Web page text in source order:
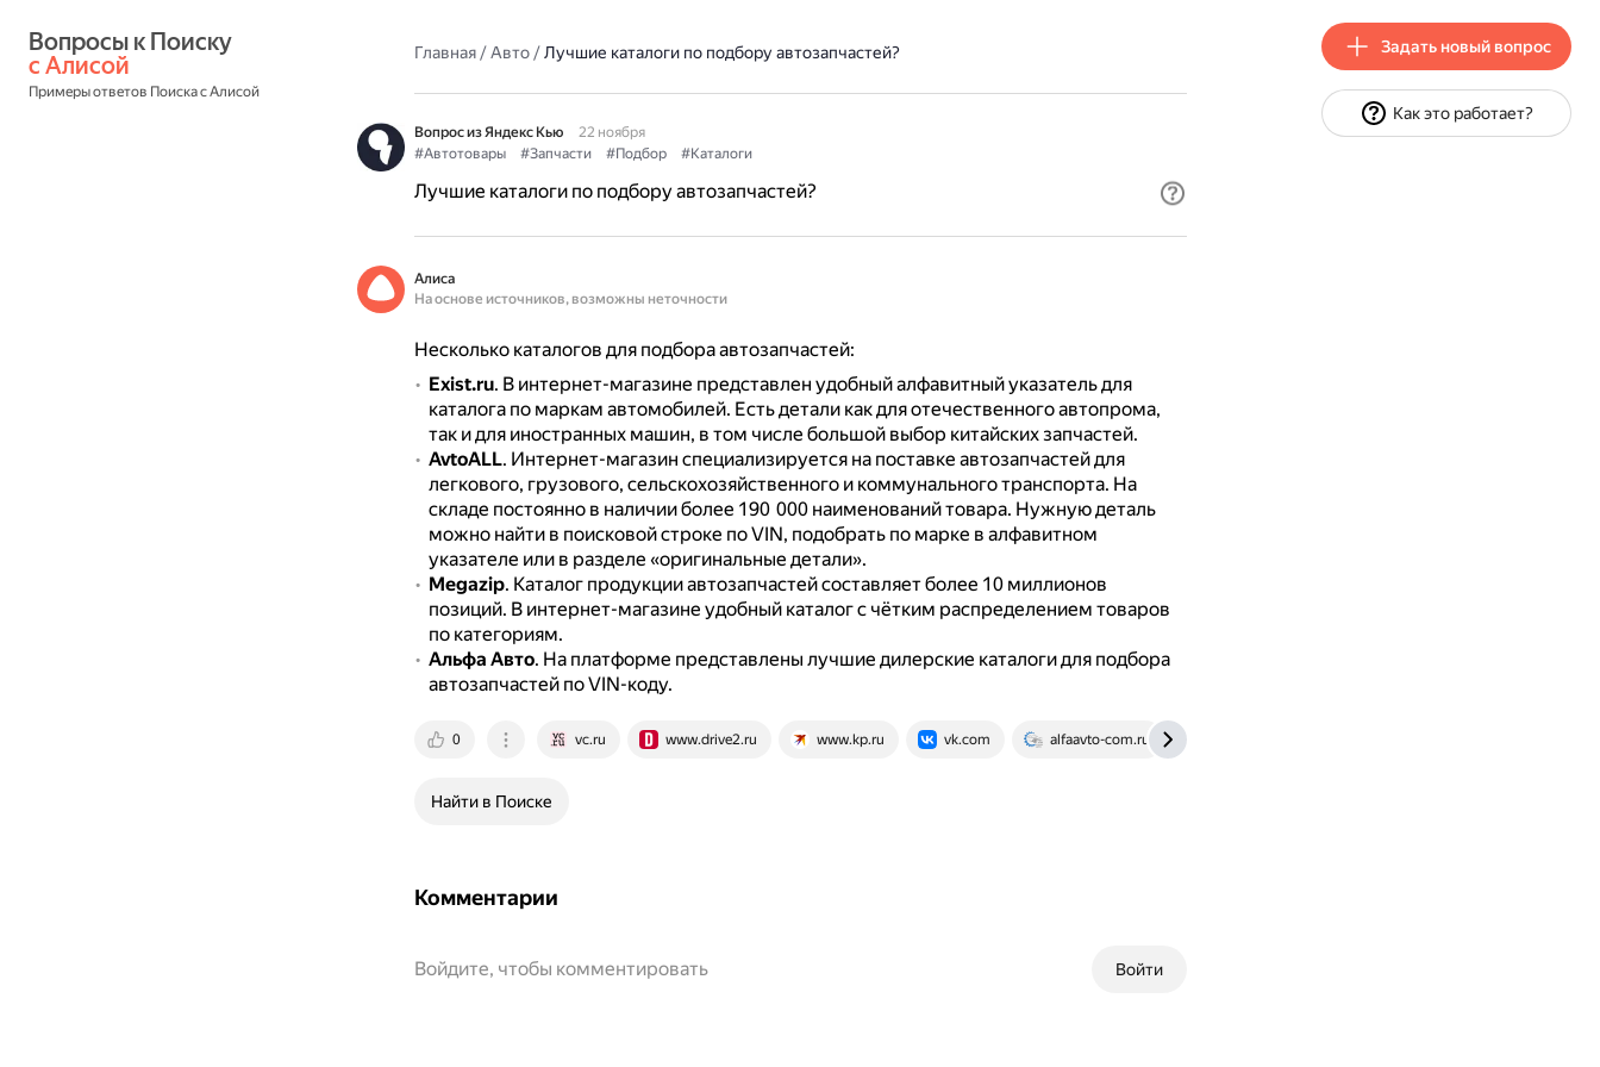
с Алисой
Примеры ответов Поиска с Алисой
Главная/Авто/Лучшие каталоги по подбору автозапчастей?
Вопрос из Яндекс Кью
22 ноября
#Автотовары
#Запчасти #Подбор #Каталоги
Лучшие каталоги по подбору автозапчастей?
Алиса
На основе источников, возможны неточности
Несколько каталогов для подбора автозапчастей:
Exist.ru. В интернет-магазине представлен удобный алфавитный указатель для
каталога по маркам автомобилей. Есть детали как для отечественного автопрома,
так и для иностранных машин, в том числе большой выбор китайских запчастей.
AvtoALL. Интернет-магазин специализируется на поставке автозапчастей для
легкового, грузового, сельскохозяйственного и коммунального транспорта. На
складе постоянно в наличии более 190 000 наименований товара. Нужную деталь
можно найти в поисковой строке по VIN, подобрать по марке в алфавитном
указателе или в разделе «оригинальные детали».
Megazip. Каталог продукции автозапчастей составляет более 10 миллионов
позиций. В интернет-магазине удобный каталог с чётким распределением товаров
по категориям.
Альфа Авто. На платформе представлены лучшие дилерские каталоги для подбора
автозапчастей по VIN-коду.
0 vc.ru www.drive2.ru www.kp.ru vk.com alfaavto-com.ru
Найти в Поиске
Комментарии
Войти
Войдите, чтобы комментировать
Задать новый вопрос
Как это работает?